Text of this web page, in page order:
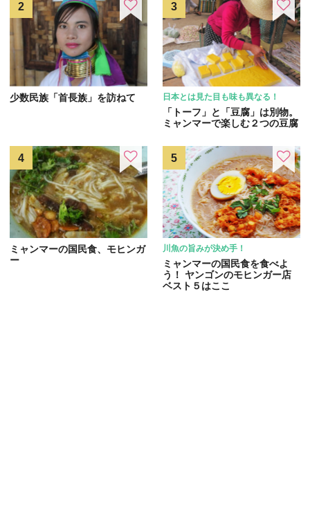
少数民族「首長族」を訪ねて 日本とは見た目も味も異なる！
「トーフ」と「豆腐」は別物。
ミャンマーで楽しむ２つの豆腐
ミャンマーの国民食、モヒンガ
ー
川魚の旨みが決め手！
ミャンマーの国民食を食べよ
う！ ヤンゴンのモヒンガー店
ベスト５はここ